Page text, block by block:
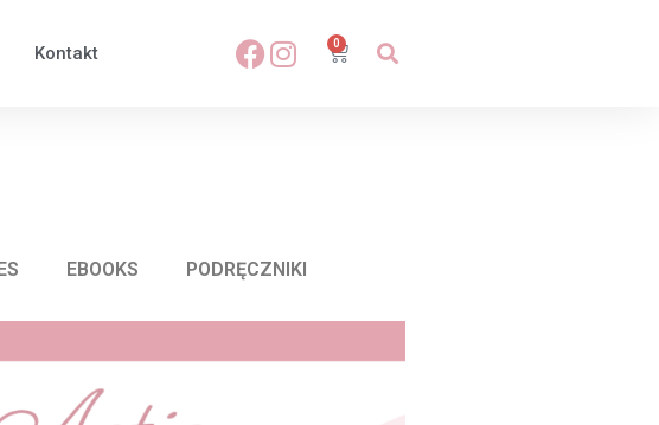
Kontakt 0
EBOOKS PODRĘCZNIKI